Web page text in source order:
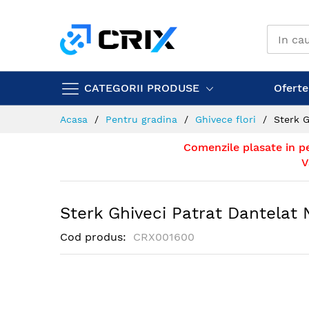
CATEGORII PRODUSE
Acasa Pentru gradina Ghivece flori Sterk
Comenzile plasate in
Sterk Ghiveci Patrat Dantelat
Cod produs CRX001600